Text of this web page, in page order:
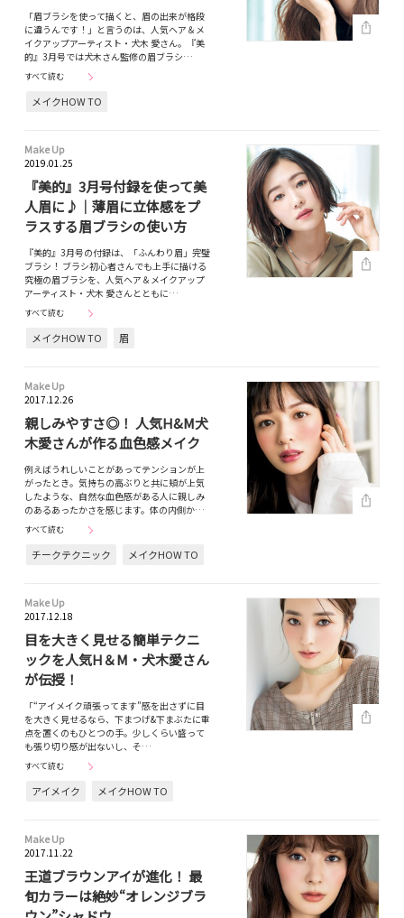
「眉ブラシを使って描くと、眉の出来が格段
に違うんです！」と言うのは、人気ヘア＆メ
イクアップアーティスト・犬木 愛さん。『美
的』3月号では犬木さん監修の眉ブラシ…
すべて読む
メイクHOW TO
Make Up
2019.01.25
『美的』3月号付録を使って美
人眉に♪｜薄眉に立体感をプ
ラスする眉ブラシの使い方
『美的』3月号の付録は、「ふんわり眉」完璧
ブラシ！ ブラシ初心者さんでも上手に描ける
究極の眉ブラシを、人気ヘア＆メイクアップ
アーティスト・犬木 愛さんとともに…
すべて読む
メイクHOW TO 眉
Make Up
2017.12.26
親しみやすさ◎！ 人気H&M犬
木愛さんが作る血色感メイク
例えばうれしいことがあってテンションが上
がったとき。気持ちの高ぶりと共に頬が上気
したような、自然な血色感がある人に親しみ
のあるあったかさを感じます。体の内側か…
すべて読む
チークテクニック メイクHOW TO
Make Up
2017.12.18
目を大きく見せる簡単テクニ
ックを人気H＆M・犬木愛さん
が伝授！
「“アイメイク頑張ってます”感を出さずに目
を大きく見せるなら、下まつげ&下まぶたに重
点を置くのもひとつの手。少しくらい盛って
も張り切り感が出ないし、そ…
すべて読む
アイメイク メイクHOW TO
Make Up
2017.11.22
王道ブラウンアイが進化！ 最
旬カラーは絶妙“オレンジブラ